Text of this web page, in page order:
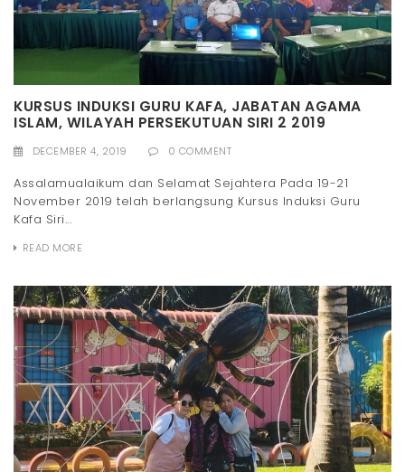
KURSUS INDUKSI GURU KAFA, JABATAN AGAMA
ISLAM, WILAYAH PERSEKUTUAN SIRI 2 2019
DECEMBER 4, 2019 0 COMMENT
Assalamualaikum dan Selamat Sejahtera Pada 19-21
November 2019 telah berlangsung Kursus Induksi Guru
Kafa Siri...
READ MORE